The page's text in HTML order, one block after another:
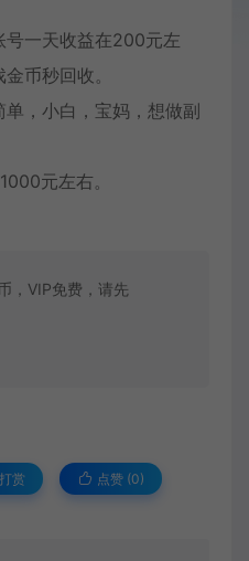
号一天收益在200元左
币秒回收。
，小白，宝妈，想做副
元左右。
，VIP免费，请先
打赏 点赞 (0)